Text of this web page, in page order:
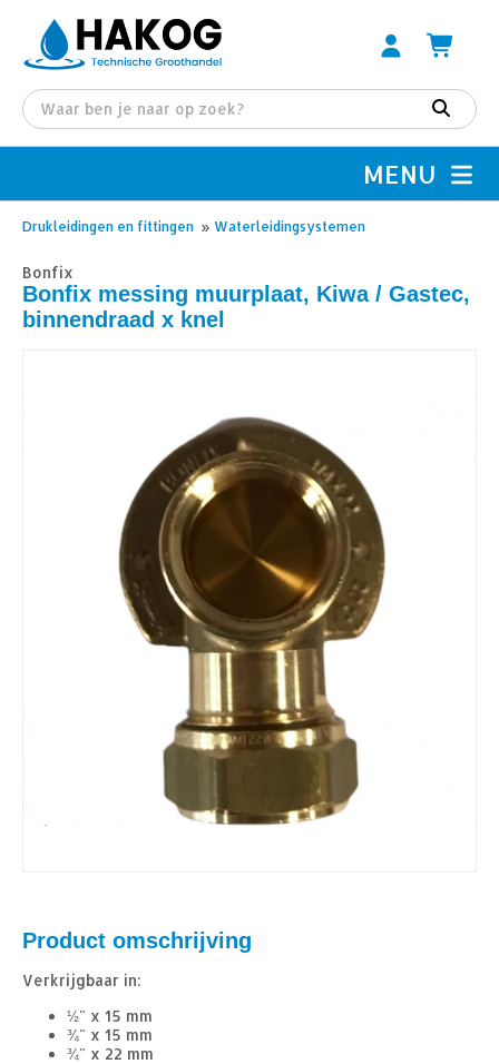
MENU
Drukleidingen en fittingen » Waterleidingsystemen
Bonfix
Bonfix messing muurplaat, Kiwa / Gastec,
binnendraad x knel
Product omschrijving
Verkrijgbaar in:
½" x 15 mm
¾" x 15 mm
¾" x 22 mm